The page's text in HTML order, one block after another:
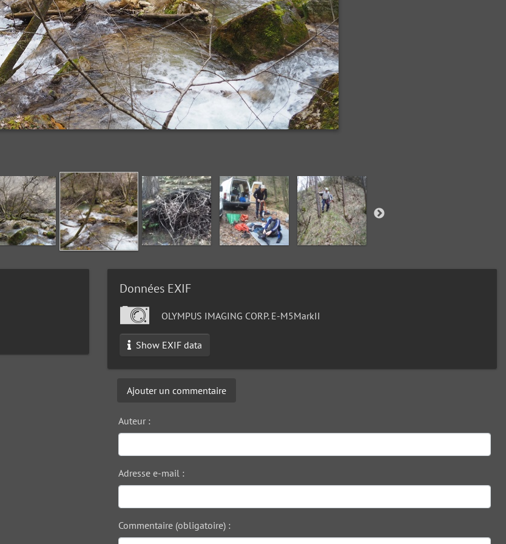
Données EXIF
OLYMPUS IMAGING CORP. E-M5MarkII
Show EXIF data
Ajouter un commentaire
Auteur :
Adresse e-mail :
Commentaire (obligatoire) :